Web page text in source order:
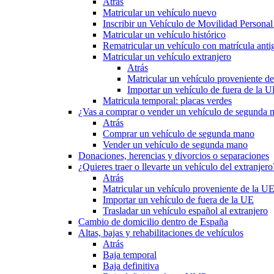
Matricular un vehículo nuevo
Inscribir un Vehículo de Movilidad
Matricular un vehículo histórico
Rematricular un vehículo con matrícula
Matricular un vehículo extranjero
Atrás
Matricular un vehículo proveniente
Importar un vehículo de fuera de la
Matricula temporal: placas verdes
¿Vas a comprar o vender un vehículo de segunda
Atrás
Comprar un vehículo de segunda mano
Vender un vehículo de segunda mano
Donaciones, herencias y divorcios o separaciones
¿Quieres traer o llevarte un vehículo del
Atrás
Matricular un vehículo proveniente de la UE
Importar un vehículo de fuera de la UE
Trasladar un vehículo español al extranjero
Cambio de domicilio dentro de España
Altas, bajas y rehabilitaciones de vehículos
Atrás
Baja temporal
Baja definitiva